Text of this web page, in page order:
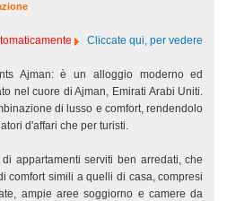
Cliccate qui, per vedere
Ajman: è un alloggio moderno ed
nel cuore di Ajman, Emirati Arabi Uniti.
di lusso e comfort, rendendolo
d'affari che per turisti.
appartamenti serviti ben arredati, che
comfort simili a quelli di casa, compresi
ampie aree soggiorno e camere da